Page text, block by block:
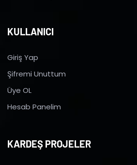
KULLANICI
Giriş Yap
Şifremi Unuttum
Üye OL
Hesab Panelim
KARDEŞ PROJELER